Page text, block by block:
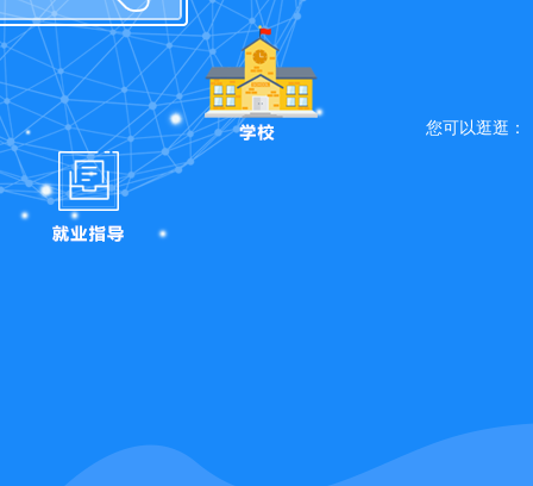
您可以逛逛：